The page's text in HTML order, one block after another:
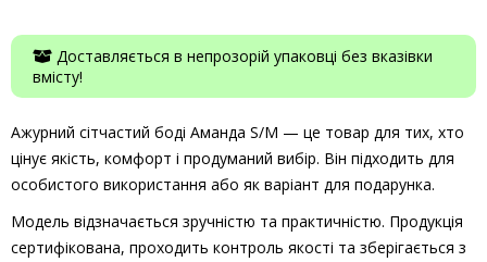
Доставляється в непрозорій упаковці без вказівки
вмісту!
Ажурний сітчастий боді Аманда S/M — це товар для тих, хто
цінує якість, комфорт і продуманий вибір. Він підходить для
особистого використання або як варіант для подарунка.
Модель відзначається зручністю та практичністю. Продукція
сертифікована, проходить контроль якості та зберігається з